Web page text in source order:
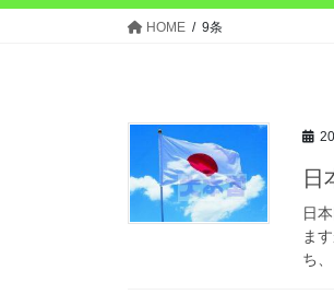
HOME 9条
日
日
ま
ち